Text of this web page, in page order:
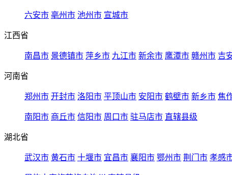
六安市 亳州市 池州市 宣城市
江西省
南昌市 景德镇市 萍乡市 九江市 新余市 鹰潭市 赣州市 吉
河南省
郑州市 开封市 洛阳市 平顶山市 安阳市 鹤壁市 新乡市 焦
南阳市 商丘市 信阳市 周口市 驻马店市 直辖县级
湖北省
武汉市 黄石市 十堰市 宜昌市 襄阳市 鄂州市 荆门市 孝感